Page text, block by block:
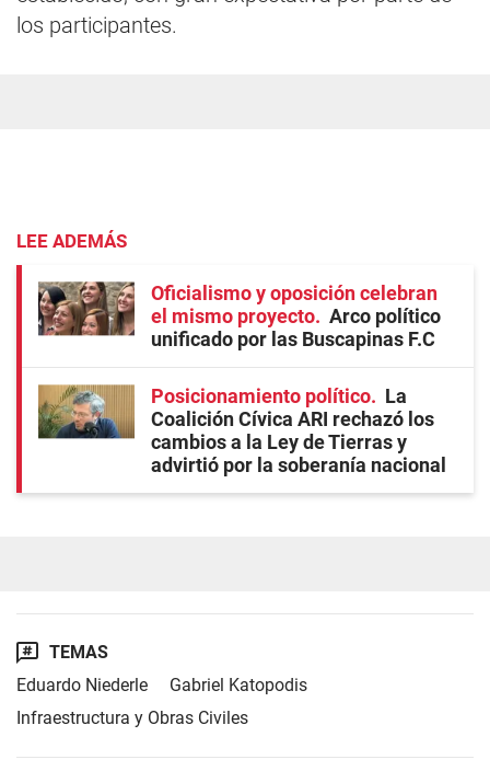
los participantes.
LEE ADEMÁS
Oficialismo y oposición celebran
el mismo proyecto
Arco político
unificado por las Buscapinas F.C
Posicionamiento político
La
Coalición Cívica ARI rechazó los
cambios a la Ley de Tierras y
advirtió por la soberanía nacional
TEMAS
Eduardo Niederle
Gabriel Katopodis
Infraestructura y Obras Civiles